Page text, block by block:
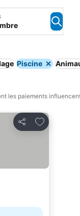
Piscine
les paiements
Partager
Ajouter à